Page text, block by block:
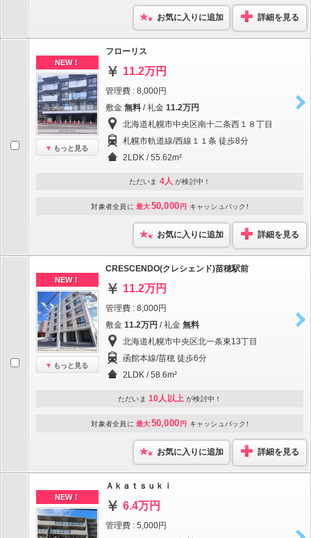
お気に入りに追加 詳細を見る
NEW！
もっと見る
フローリス
11.2万円
管理費 : 8,000円
敷金 無料 / 礼金 11.2万円
北海道札幌市中央区南十二条西１８丁目
札幌市軌道線/西線１１条 徒歩8分
2LDK / 55.62m²
ただいま 4人 が検討中！
対象者全員に 最大50,000 円 キャッシュバック!
お気に入りに追加 詳細を見る
NEW！
もっと見る
CRESCENDO(クレシェンド)苗穂駅前
11.2万円
管理費 : 8,000円
敷金 11.2万円 / 礼金 無料
北海道札幌市中央区北一条東13丁目
函館本線/苗穂 徒歩6分
2LDK / 58.6m²
ただいま 10人以上 が検討中！
対象者全員に 最大50,000 円 キャッシュバック!
お気に入りに追加 詳細を見る
NEW！
Ａｋａｔｓｕｋｉ
6.4万円
管理費 : 5,000円